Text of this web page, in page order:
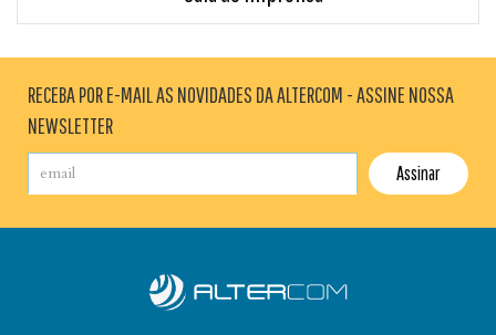
RECEBA POR E-MAIL AS NOVIDADES DA ALTERCOM - ASSINE NOSSA
NEWSLETTER